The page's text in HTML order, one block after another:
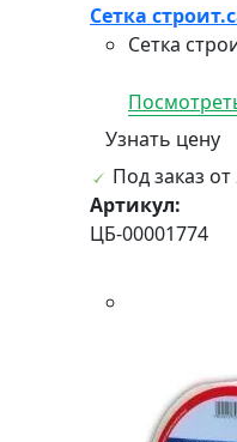
Сетка
Сетка
Узнать цену
Под заказ от
Артикул:
ЦБ-00001774